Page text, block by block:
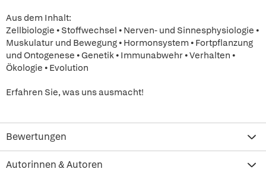
Aus dem Inhalt:
Zellbiologie • Stoffwechsel • Nerven- und Sinnesphysiologie •
Muskulatur und Bewegung • Hormonsystem • Fortpflanzung
und Ontogenese • Genetik • Immunabwehr • Verhalten •
Ökologie • Evolution
Erfahren Sie, was uns ausmacht!
Bewertungen
Autorinnen & Autoren